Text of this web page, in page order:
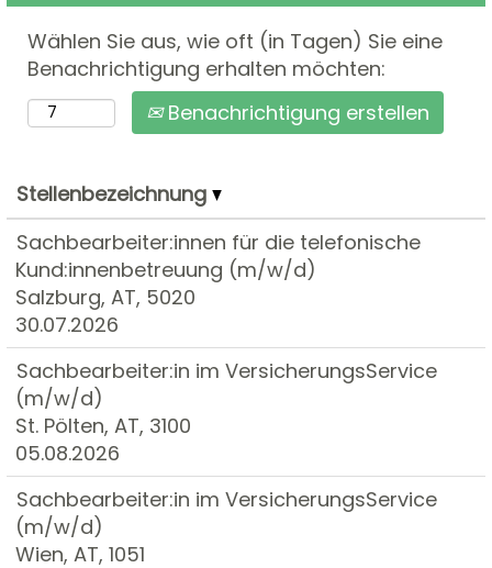
Wählen Sie aus, wie oft (in Tagen) Sie eine
Benachrichtigung erhalten möchten:
Benachrichtigung erstellen
Stellenbezeichnung
Sachbearbeiter:innen für die telefonische
Kund:innenbetreuung (m/w/d)
Salzburg, AT, 5020
30.07.2026
Sachbearbeiter:in im VersicherungsService
(m/w/d)
St. Pölten, AT, 3100
05.08.2026
Sachbearbeiter:in im VersicherungsService
(m/w/d)
Wien, AT, 1051